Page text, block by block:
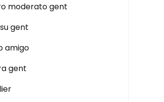
moderato gent
gent
amigo
gent